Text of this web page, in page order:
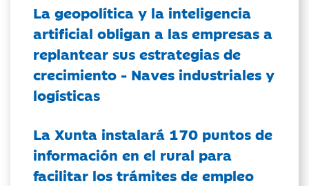
La geopolítica y la inteligencia
artificial obligan a las empresas a
replantear sus estrategias de
crecimiento - Naves industriales y
logísticas
La Xunta instalará 170 puntos de
información en el rural para
facilitar los trámites de empleo